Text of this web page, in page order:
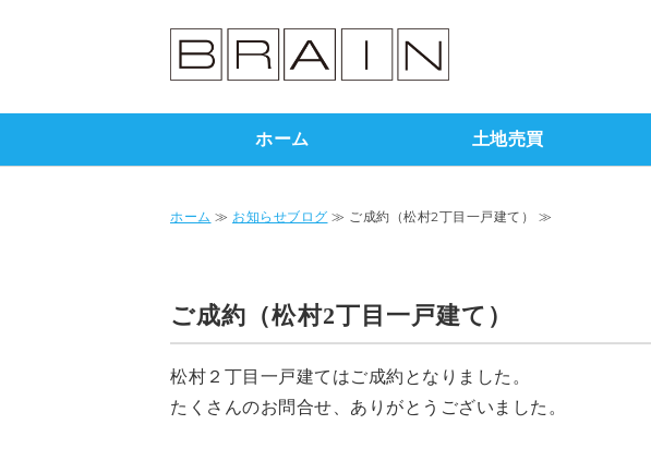
ホーム 土地売買
ホーム ≫ お知らせブログ ≫ ご成約（松村2丁目一戸建て） ≫
ご成約（松村2丁目一戸建て）
松村２丁目一戸建てはご成約となりました。
たくさんのお問合せ、ありがとうございました。